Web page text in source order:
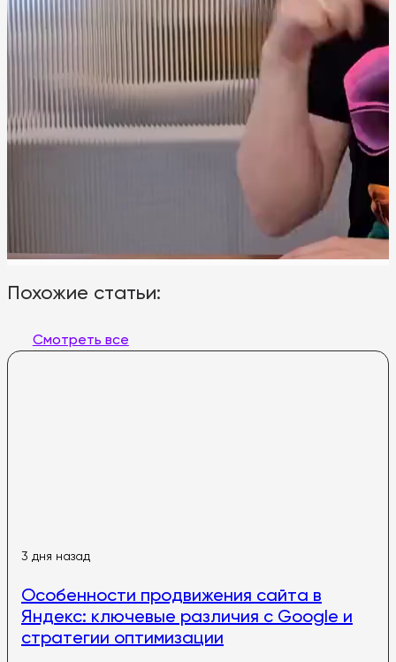
Похожие статьи:
Смотреть все
3 дня назад
Особенности продвижения сайта в
Яндекс: ключевые различия с Google и
стратегии оптимизации